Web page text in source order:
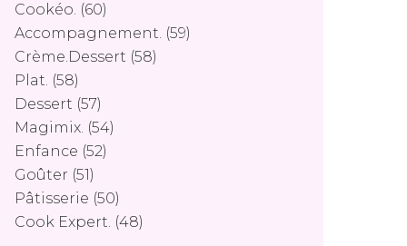
Cookéo. (60)
Accompagnement. (59)
Crème.dessert (58)
Plat. (58)
Dessert (57)
Magimix. (54)
Enfance (52)
Goûter (51)
Pâtisserie (50)
Cook Expert. (48)